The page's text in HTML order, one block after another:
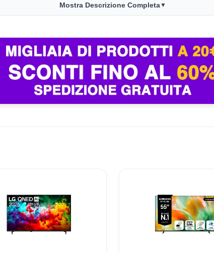
in stanze molto illuminate
controllo semplice
Bluetooth, Wi-Fi
Mostra Descrizione Completa▼